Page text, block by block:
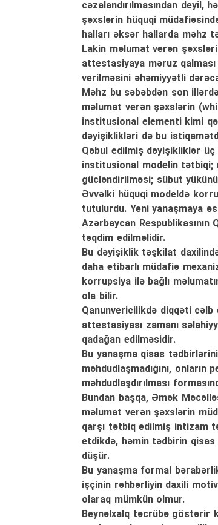
cəzalandırılmasından deyil,
şəxslərin hüquqi
halları əksər hallarda məhz
Lakin məlumat verən
attestasiyaya məruz
verilməsini əhəmiyyətli
Məhz bu səbəbdən son
məlumat verən şəxslərin
institusional elementi kimi
dəyişiklikləri də bu
Qəbul edilmiş dəyişikliklər
institusional modelin tətbiqi;
gücləndirilməsi; sübut
Əvvəlki hüquqi modeldə
tutulurdu. Yeni yanaşmaya
Azərbaycan
təqdim edilməlidir.
Bu dəyişiklik təşkilat
daha etibarlı müdafiə
korrupsiya ilə bağlı
ola bilir.
Qanunvericilikdə diqqəti
attestasiyası zamanı
qadağan edilməsidir.
Bu yanaşma qisas
məhdudlaşmadığını,
məhdudlaşdırılması
Bundan başqa, Əmək
məlumat verən şəxslərin
qarşı tətbiq edilmiş intizam
etdikdə, həmin tədbirin
düşür.
Bu yanaşma formal
işçinin rəhbərliyin daxili
olaraq mümkün olmur.
Beynəlxalq təcrübə göstərir